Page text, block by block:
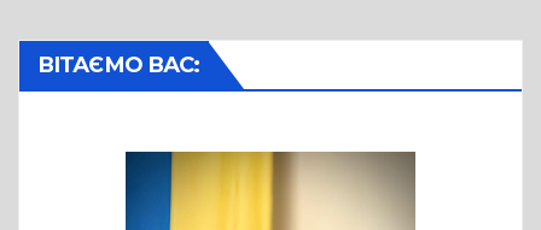
ВІТАЄМО ВАС: